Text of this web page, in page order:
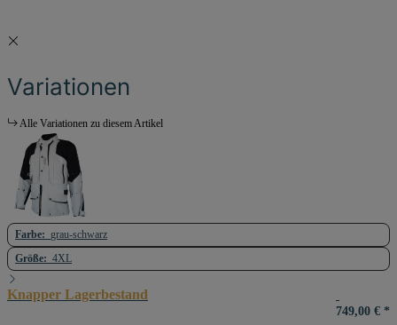
Variationen
Alle Variationen zu diesem Artikel
Farbe: grau-schwarz
Größe: 4XL
Knapper Lagerbestand
749,00 € *